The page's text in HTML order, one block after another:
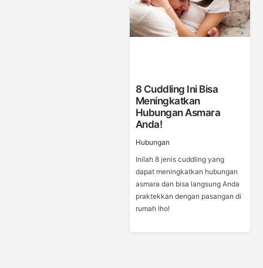
8 Cuddling Ini Bisa
Meningkatkan
Hubungan Asmara
Anda!
Hubungan
Inilah 8 jenis cuddling yang
dapat meningkatkan hubungan
asmara dan bisa langsung Anda
praktekkan dengan pasangan di
rumah lho!